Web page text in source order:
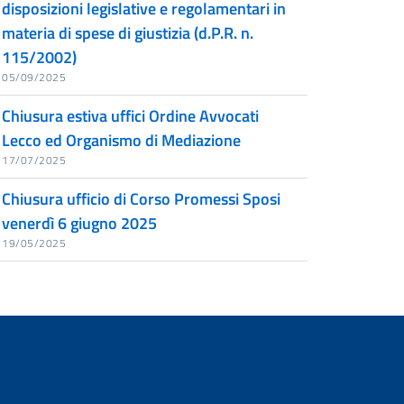
disposizioni legislative e regolamentari in
materia di spese di giustizia (d.P.R. n.
115/2002)
05/09/2025
Chiusura estiva uffici Ordine Avvocati
Lecco ed Organismo di Mediazione
17/07/2025
Chiusura ufficio di Corso Promessi Sposi
venerdì 6 giugno 2025
19/05/2025